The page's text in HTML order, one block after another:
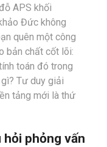
APS khối
Đức không
quên một công
bản chất cốt lõi:
toán đó trong
Tư duy giải
tảng mới là thứ
hỏi phỏng vấn